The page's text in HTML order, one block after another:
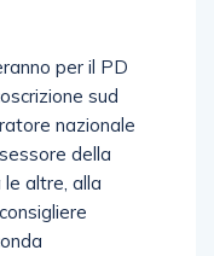
per il PD
sud
nazionale
della
altre, alla